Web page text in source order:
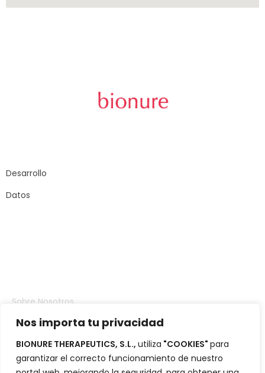
Nos importa tu privacidad
BIONURE THERAPEUTICS, S.L., utiliza "COOKIES" para
garantizar el correcto funcionamiento de nuestro
Desarrollo
Datos
Sobre Nosotros
Inversores
Portafolio
Blog